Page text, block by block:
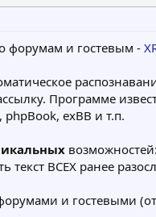
форумам и гостевым -
Программе
exBB и т.п.
текст ВСЕХ ранее
и гостевыми